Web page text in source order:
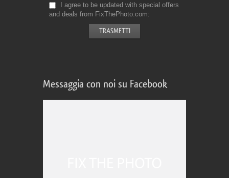
I agree to be updated with special offers
and deals from FixThePhoto.com
Messaggia con noi su Facebook